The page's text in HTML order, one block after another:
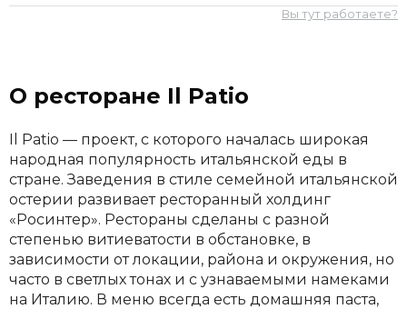
Вы тут работаете?
О ресторане Il Patio
Il Patio — проект, с которого началась широкая
народная популярность итальянской еды в
стране. Заведения в стиле семейной итальянской
остерии развивает ресторанный холдинг
«Росинтер». Рестораны сделаны с разной
степенью витиеватости в обстановке, в
зависимости от локации, района и окружения, но
часто в светлых тонах и с узнаваемыми намеками
на Италию. В меню всегда есть домашняя паста,